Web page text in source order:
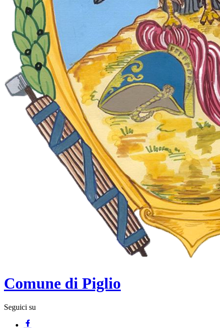
Comune di Piglio
Seguici su